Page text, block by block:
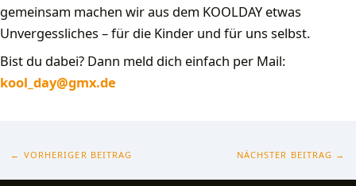
gemeinsam machen wir aus dem KOOLDAY etwas
Unvergessliches – für die Kinder und für uns selbst.
Bist du dabei? Dann meld dich einfach per Mail:
kool_day@gmx.de
← VORHERIGER BEITRAG NÄCHSTER BEITRAG →